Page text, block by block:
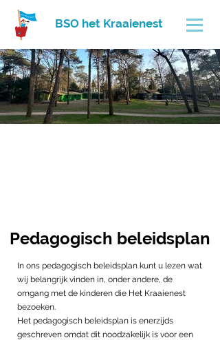
BSO het Kraaienest
Pedagogisch beleidsplan
In ons pedagogisch beleidsplan kunt u lezen wat
wij belangrijk vinden in, onder andere, de
omgang met de kinderen die Het Kraaienest
bezoeken.
Het pedagogisch beleidsplan is enerzijds
geschreven omdat dit noodzakelijk is voor een